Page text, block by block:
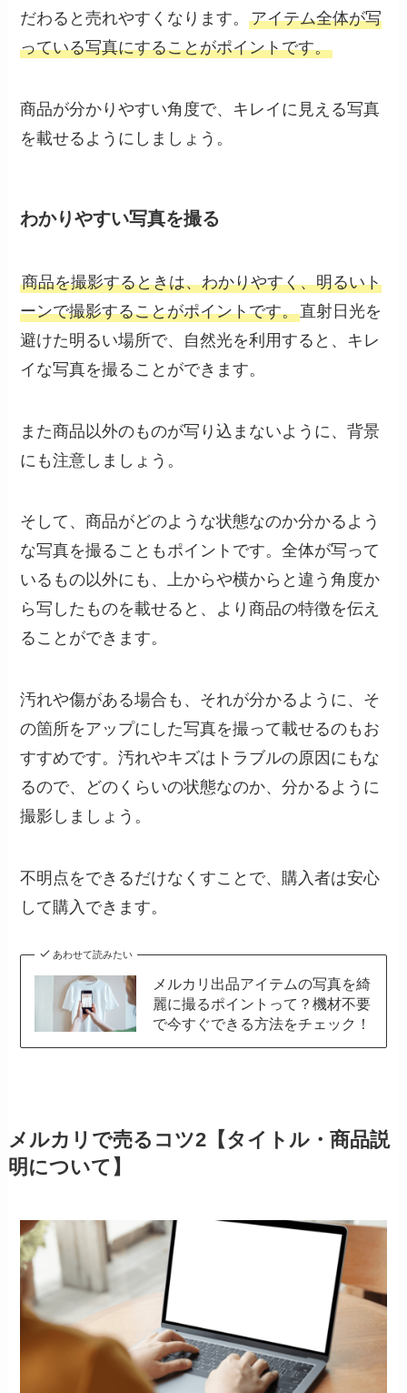
だわると売れやすくなります。アイテム全体が写
っている写真にすることがポイントです。
商品が分かりやすい角度で、キレイに見える写真
を載せるようにしましょう。
わかりやすい写真を撮る
商品を撮影するときは、わかりやすく、明るいト
ーンで撮影することがポイントです。直射日光を
避けた明るい場所で、自然光を利用すると、キレ
イな写真を撮ることができます。
また商品以外のものが写り込まないように、背景
にも注意しましょう。
そして、商品がどのような状態なのか分かるよう
な写真を撮ることもポイントです。全体が写って
いるもの以外にも、上からや横からと違う角度か
ら写したものを載せると、より商品の特徴を伝え
ることができます。
汚れや傷がある場合も、それが分かるように、そ
の箇所をアップにした写真を撮って載せるのもお
すすめです。汚れやキズはトラブルの原因にもな
るので、どのくらいの状態なのか、分かるように
撮影しましょう。
不明点をできるだけなくすことで、購入者は安心
して購入できます。
あわせて読みたい
メルカリ出品アイテムの写真を綺
麗に撮るポイントって？機材不要
で今すぐできる方法をチェック！
メルカリで売るコツ2【タイトル・商品説
明について】